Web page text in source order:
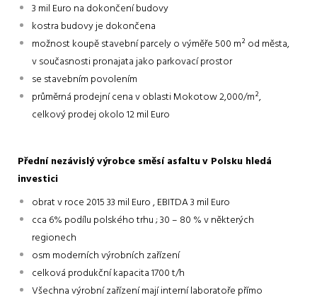
3 mil Euro na dokončení budovy
kostra budovy je dokončena
možnost koupě stavební parcely o výměře 500 m² od města,
v současnosti pronajata jako parkovací prostor
se stavebním povolením
průměrná prodejní cena v oblasti Mokotow 2,000/m²,
celkový prodej okolo 12 mil Euro
Přední nezávislý výrobce směsí asfaltuv Polsku hledá
investici
obrat v roce 2015 33 mil Euro , EBITDA 3 mil Euro
cca 6% podílu polského trhu ; 30 – 80 % v některých
regionech
osm moderních výrobních zařízení
celková produkční kapacita 1700 t/h
Všechna výrobní zařízení mají interní laboratoře přímo